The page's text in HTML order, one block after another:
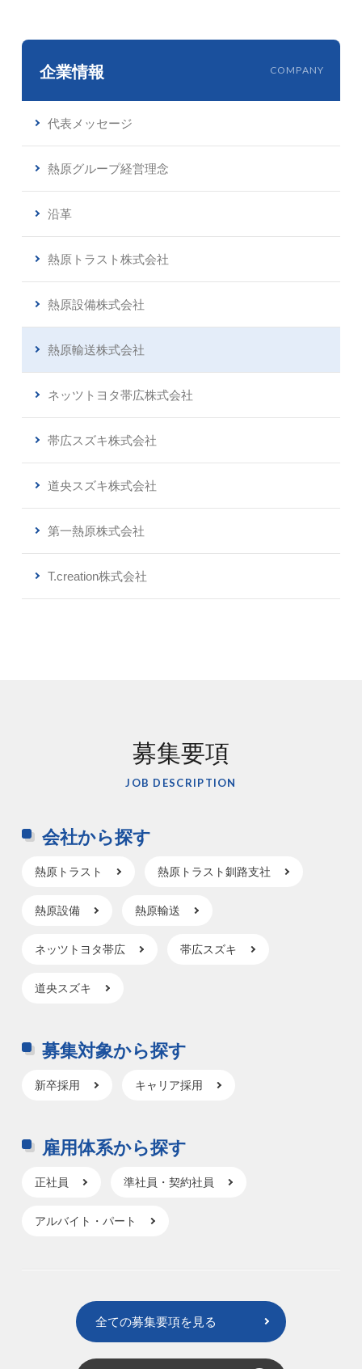
企業情報 COMPANY
代表メッセージ
熱原グループ経営理念
沿革
熱原トラスト株式会社
熱原設備株式会社
熱原輸送株式会社
ネッツトヨタ帯広株式会社
帯広スズキ株式会社
道央スズキ株式会社
第一熱原株式会社
T.creation株式会社
募集要項
JOB DESCRIPTION
会社から探す
熱原トラスト 熱原トラスト釧路支社
熱原設備 熱原輸送
ネッツトヨタ帯広 帯広スズキ
道央スズキ
募集対象から探す
新卒採用 キャリア採用
雇用体系から探す
正社員 準社員・契約社員
アルバイト・パート
全ての募集要項を見る